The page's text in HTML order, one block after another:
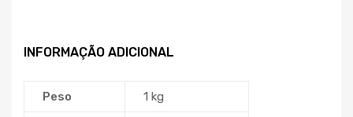
INFORMAÇÃO ADICIONAL
Peso 1 kg